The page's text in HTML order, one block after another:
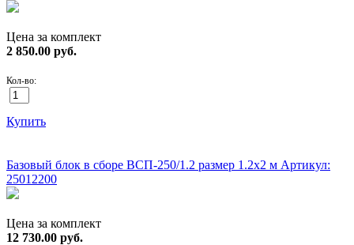
Цена за комплект
2 850.00 руб.
Кол-во:
Купить
Базовый блок в сборе ВСП-250/1.2 размер 1.2х2 м Артикул:
25012200
Цена за комплект
12 730.00 руб.